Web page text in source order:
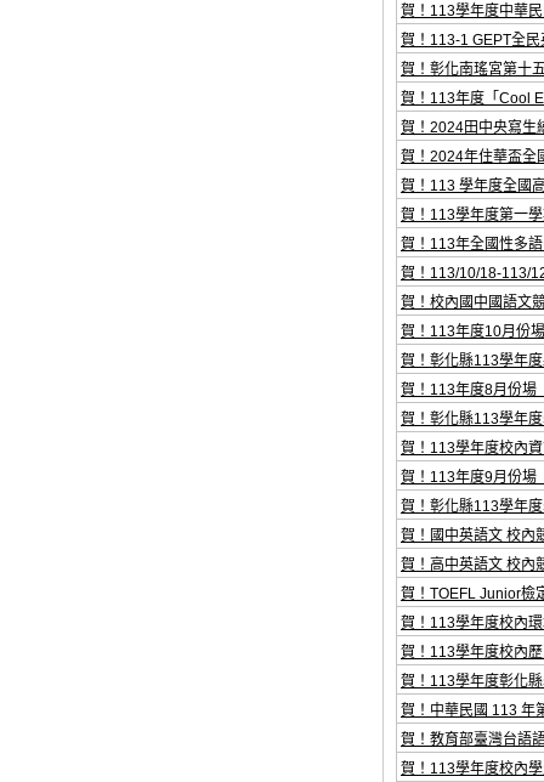
賀！113學年度中華
賀！113-1 GEPT全
賀！彰化南瑤宮第十
賀！113年度「Cool
賀！2024田中央寫生
賀！2024年住華盃全
賀！113 學年度全國
賀！113學年度第一
賀！113年全國性多
賀！113/10/18-113/
賀！校內國中國語文
賀！113年度10月份
賀！彰化縣113學年
賀！113年度8月份場
賀！彰化縣113學年
賀！113學年度校內
賀！113年度9月份場
賀！彰化縣113學年
賀！國中英語文 校內
賀！高中英語文 校內
賀！TOEFL Junior檢
賀！113學年度校內
賀！113學年度校內
賀！113學年度彰化
賀！中華民國 113 年
賀！教育部臺灣台語
賀！113學年度校內